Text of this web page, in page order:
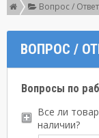
Вопрос / Ответ
ВОПРОС /
Вопросы по
Все ли
наличии?